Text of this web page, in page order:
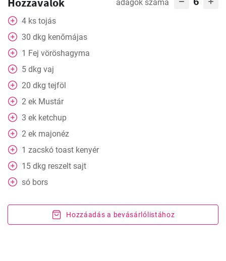
adagok száma
4 ks tojás
30 dkg kenőmájas
1 Fej vöröshagyma
5 dkg vaj
20 dkg tejföl
2 ek Mustár
3 ek ketchup
2 ek majonéz
1 zacskó toast kenyér
15 dkg reszelt sajt
só bors
Hozzáadás a bevásárlólistához